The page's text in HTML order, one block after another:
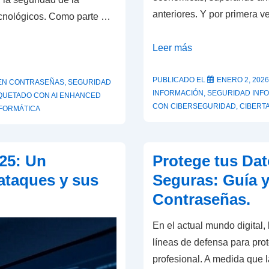
Como parte …
CONTRASEÑAS, SEGURIDAD
CON AI ENHANCED
anteriores. Y por primera
Ciberseguridad
El
año
IA
cambió
las
del
juego
Leer más
PUBLICADO EL
ENERO 2, 2026
INFORMACIÓN , SEGURIDAD
CON CIBERSEGURIDAD,
Un
y sus
Protege tus
Seguras: Guía
Contraseñas.
En el actual mundo
líneas de defensa para
profesional. A medida que